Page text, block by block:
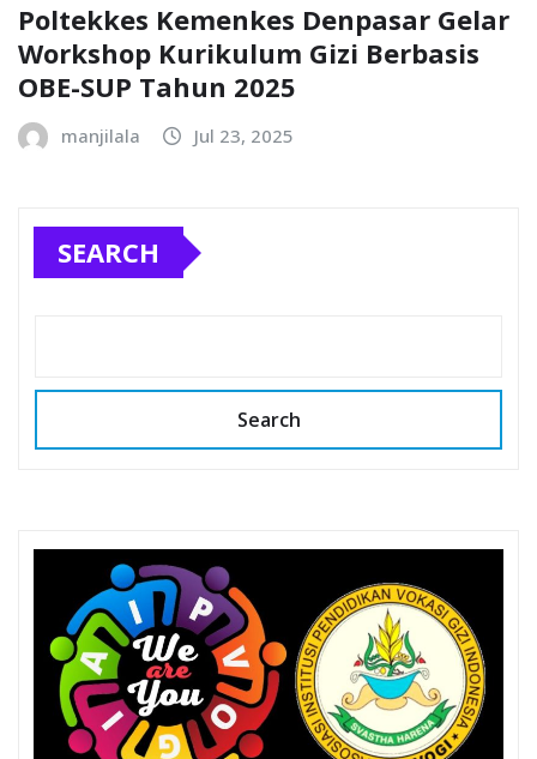
Poltekkes Kemenkes Denpasar Gelar
Workshop Kurikulum Gizi Berbasis
OBE-SUP Tahun 2025
manjilala Jul 23, 2025
SEARCH
Search